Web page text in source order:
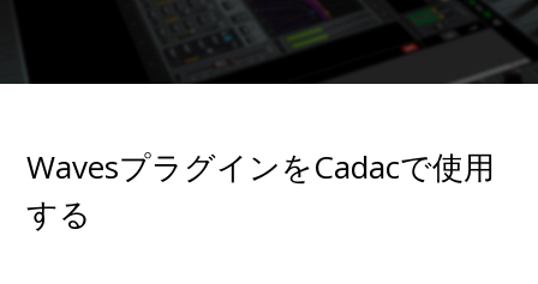
WavesプラグインをCadacで使用
する